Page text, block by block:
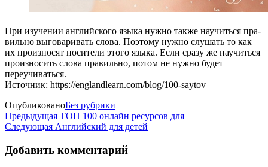
При изу­че­нии англий­ско­го язы­ка нуж­но так­же научить­ся пра­
виль­но выго­ва­ри­вать сло­ва. Поэто­му нуж­но слу­шать то как
их про­из­но­сят носи­те­ли это­го язы­ка. Если сра­зу же научить­ся
про­из­но­сить сло­ва пра­виль­но, потом не нуж­но будет
переучиваться.
Источник: https://englandlearn.com/blog/100-saytov
ОпубликованоБез рубрики
Навигация
по
Предыдущая
запись
Предыдущая ТОП 100 онлайн ресурсов для
Следующая
Следующая Английский для детей
Добавить комментарий